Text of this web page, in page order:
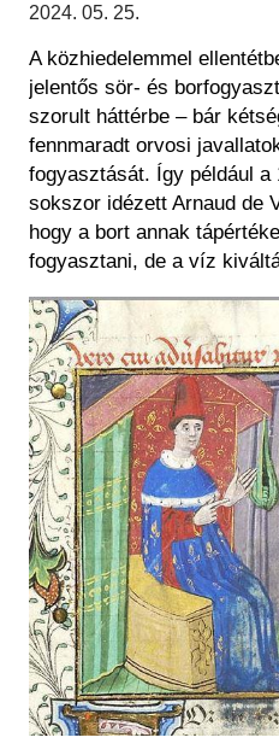
Régészet
Felnőttképzés
Közérdekű adatok
Történeti Fényképtár
Éremtár
Központi Könyvtár
2024. 05. 25.
A közhiedelemmel
jelentős sör- és
szorult háttérbe – bár
fennmaradt orvosi
fogyasztását. Így például a
sokszor idézett Arnaud de
hogy a bort annak
fogyasztani, de a víz
Kép